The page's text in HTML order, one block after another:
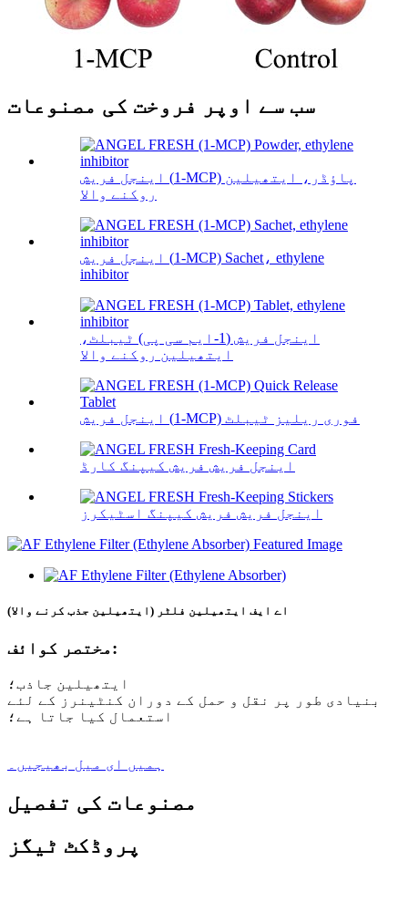
سب سے اوپر فروخت کی مصنوعات
اینجل فریش (1-MCP) پاؤڈر، ایتھیلین
روکنے والا
اینجل فریش (1-MCP) Sachet، ethylene
inhibitor
اینجل فریش (1-ایم سی پی) ٹیبلٹ،
ایتھیلین روکنے والا
اینجل فریش (1-MCP) فوری ریلیز ٹیبلٹ
اینجل فریش فریش کیپنگ کارڈ
اینجل فریش فریش کیپنگ اسٹیکرز
اے ایف ایتھیلین فلٹر (ایتھیلین جذب کرنے والا)
مختصر کوائف:
ایتھیلین جاذب؛
بنیادی طور پر نقل و حمل کے دوران کنٹینرز کے لئے
استعمال کیا جاتا ہے؛
ہمیں ای میل بھیجیں۔
مصنوعات کی تفصیل
پروڈکٹ ٹیگز